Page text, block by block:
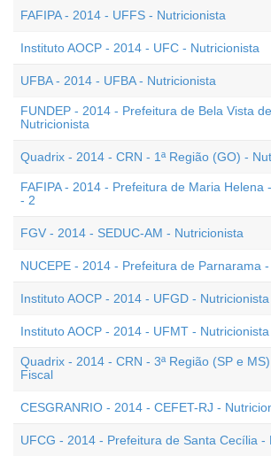
FAFIPA - 2014 - UFFS - Nutricionista
Instituto AOCP - 2014 - UFC - Nutricionista
UFBA - 2014 - UFBA - Nutricionista
FUNDEP - 2014 - Prefeitura de Bela Vista
Nutricionista
Quadrix - 2014 - CRN - 1ª Região (GO) -
FAFIPA - 2014 - Prefeitura de Maria Helena
- 2
FGV - 2014 - SEDUC-AM - Nutricionista
NUCEPE - 2014 - Prefeitura de Parnarama
Instituto AOCP - 2014 - UFGD - Nutricionista
Instituto AOCP - 2014 - UFMT - Nutricionista
Quadrix - 2014 - CRN - 3ª Região (SP e
Fiscal
CESGRANRIO - 2014 - CEFET-RJ -
UFCG - 2014 - Prefeitura de Santa Cecília -